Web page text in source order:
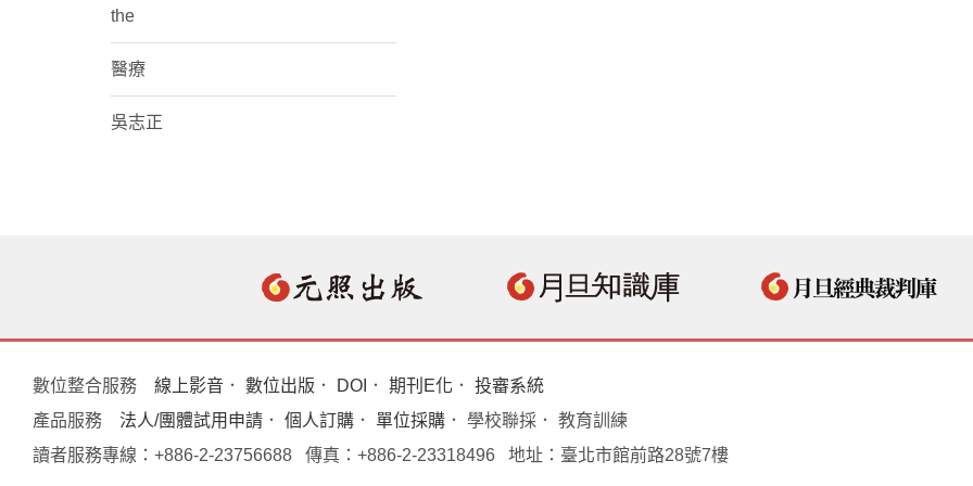
the
醫療
吳志正
數位整合服務 線上影音 ． 數位出版 ． DOI ． 期刊E化 ． 投審系統
產品服務
法人/團體試用申請 ． 個人訂購 ． 單位採購 ． 學校聯採． 教育訓練
讀者服務專線：+886-2-23756688 傳真：+886-2-23318496 地址：臺北市館前路28號7樓